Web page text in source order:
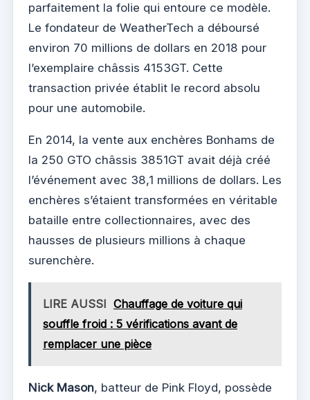
parfaitement la folie qui entoure ce modèle.
Le fondateur de WeatherTech a déboursé
environ 70 millions de dollars en 2018 pour
l’exemplaire châssis 4153GT. Cette
transaction privée établit le record absolu
pour une automobile.
En 2014, la vente aux enchères Bonhams de
la 250 GTO châssis 3851GT avait déjà créé
l’événement avec 38,1 millions de dollars. Les
enchères s’étaient transformées en véritable
bataille entre collectionnaires, avec des
hausses de plusieurs millions à chaque
surenchère.
LIRE AUSSI Chauffage de voiture qui
souffle froid : 5 vérifications avant de
remplacer une pièce
Nick Mason, batteur de Pink Floyd, possède